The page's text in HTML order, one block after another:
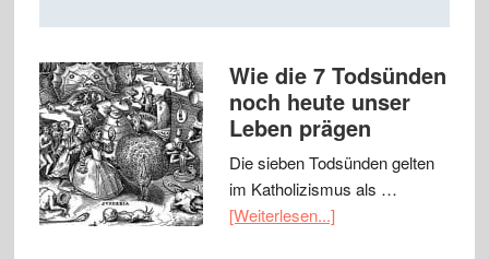
Wie die 7 Todsünden
noch heute unser
Leben prägen
Die sieben Todsünden gelten
im Katholizismus als …
[Weiterlesen...]